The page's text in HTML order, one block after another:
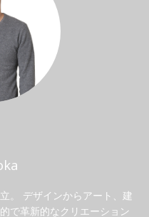
。 デザインからアート、建
で革新的なクリエーション